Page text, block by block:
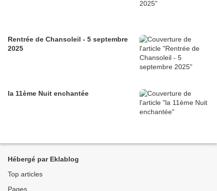
Rentrée de Chansoleil - 5 septembre
2025
la 11ème Nuit enchantée
Hébergé par Eklablog
Top articles
Pages